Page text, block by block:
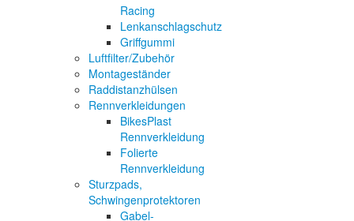
Racing
Lenkanschlagschutz
Griffgummi
Luftfilter/Zubehör
Montageständer
Raddistanzhülsen
Rennverkleidungen
BikesPlast
Rennverkleidung
Folierte
Rennverkleidung
Sturzpads,
Schwingenprotektoren
Gabel-